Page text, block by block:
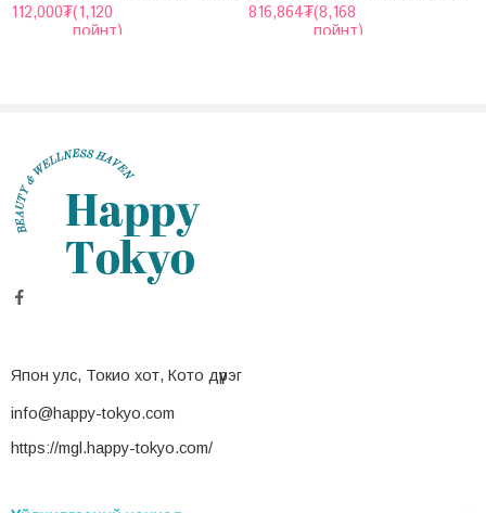
112,000₮(1,120
пойнт)
816,864₮(8,168
пойнт)
Япон улс, Токио хот, Кото дүүрэг
info@happy-tokyo.com
https://mgl.happy-tokyo.com/